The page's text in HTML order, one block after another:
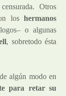
Otros
los hermanos
o algunas
, sobretodo ésta
algún modo en
para retar su